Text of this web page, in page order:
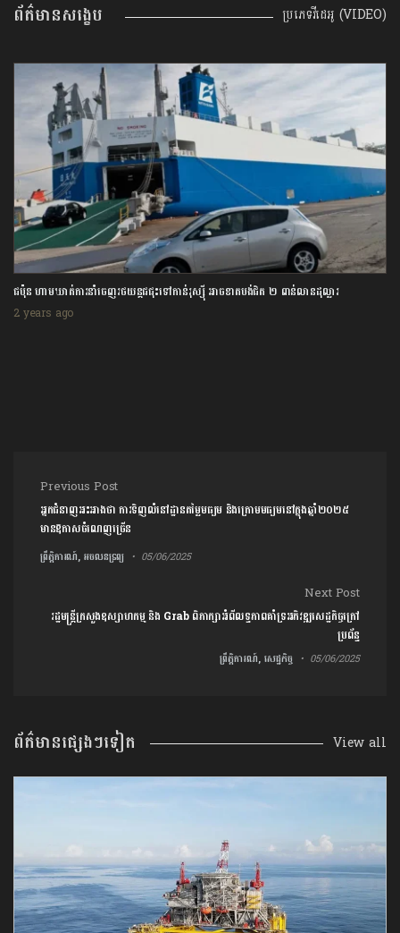
ព័ត៌មានសង្ខេប ប្រភេទវីដេអូ (VIDEO)
ជប៉ុន ហាមឃាត់ការនាំចេញរថយន្តជជុះទៅកាន់រុស្ស៊ី អាចខាតបង់ជិត ២ ពាន់លានដុល្លារ
2 years ago
Post navigation
Previous Post
អ្នកជំនាញអះអាងថា ការទិញលំនៅដ្ឋានតម្លៃមធ្យម និងក្រោមមធ្យមនៅក្នុងឆ្នាំ២០២៥
មានឱកាសចំណេញច្រើន
ព្រឹត្តិការណ៍, អចលនទ្រព្យ 05/06/2025
Next Post
រដ្ឋមន្ត្រីក្រសួងឧស្សាហកម្ម និង Grab ពិភាក្សាអំពីលទ្ធភាពគាំទ្រអភិវឌ្ឍសេដ្ឋកិច្ចក្រៅ
ប្រព័ន្ធ
ព្រឹត្តិការណ៍, សេដ្ឋកិច្ច 05/06/2025
ព័ត៌មានផ្សេងៗទៀត View all